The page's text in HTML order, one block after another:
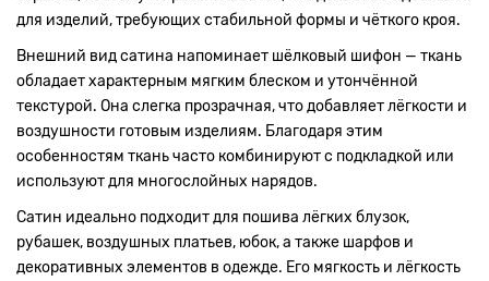
для изделий, требующих стабильной формы и чёткого кроя.
Внешний вид сатина напоминает шёлковый шифон — ткань
обладает характерным мягким блеском и утончённой
текстурой. Она слегка прозрачная, что добавляет лёгкости и
воздушности готовым изделиям. Благодаря этим
особенностям ткань часто комбинируют с подкладкой или
используют для многослойных нарядов.
Сатин идеально подходит для пошива лёгких блузок,
рубашек, воздушных платьев, юбок, а также шарфов и
декоративных элементов в одежде. Его мягкость и лёгкость